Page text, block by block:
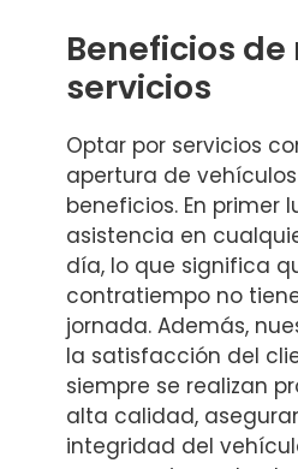
Beneficios
servicios
Optar por servicios
apertura de
beneficios. En primer
asistencia en
día, lo que significa
contratiempo no
jornada. Además,
la satisfacción del
siempre se realizan
alta calidad,
integridad del